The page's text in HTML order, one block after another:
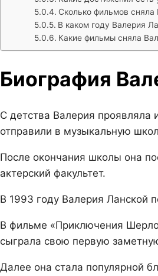
Сколько фильмов сняла
В каком году Валерия
Какие фильмы сняла
Биография
С детства Валерия проявляла
отправили в музыкальную
После окончания школы она
актерский факультет.
В 1993 году Валерия Ланской
В фильме «Приключения
сыграла свою первую
Далее она стала популярной